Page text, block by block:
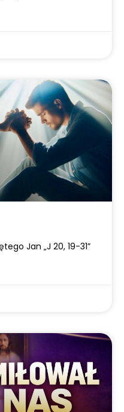
Jan „J 20, 19-31”